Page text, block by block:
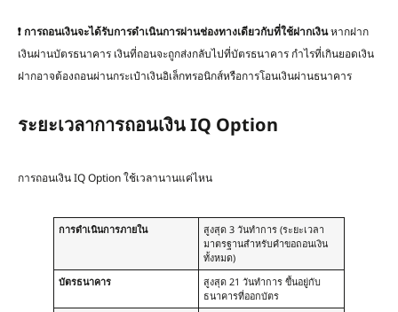
❗การถอนเงินจะได้รับการดำเนินการผ่านช่องทางเดียวกับที่ใช้ฝากเงินหากฝาก
เงินผ่านบัตรธนาคาร เงินที่ถอนจะถูกส่งกลับไปที่บัตรธนาคาร กำไรที่เกินยอดเงิน
ฝากอาจต้องถอนผ่านกระเป๋าเงินอิเล็กทรอนิกส์หรือการโอนเงินผ่านธนาคาร
ระยะเวลาการถอนเงิน IQ Option
การถอนเงิน IQ Option ใช้เวลานานแค่ไหน
การดำเนินการภายใน
สูงสุด 3 วันทำการ (ระยะเวลา
มาตรฐานสำหรับคำขอถอนเงิน
ทั้งหมด)
บัตรธนาคาร
สูงสุด 21 วันทำการ ขึ้นอยู่กับ
ธนาคารที่ออกบัตร